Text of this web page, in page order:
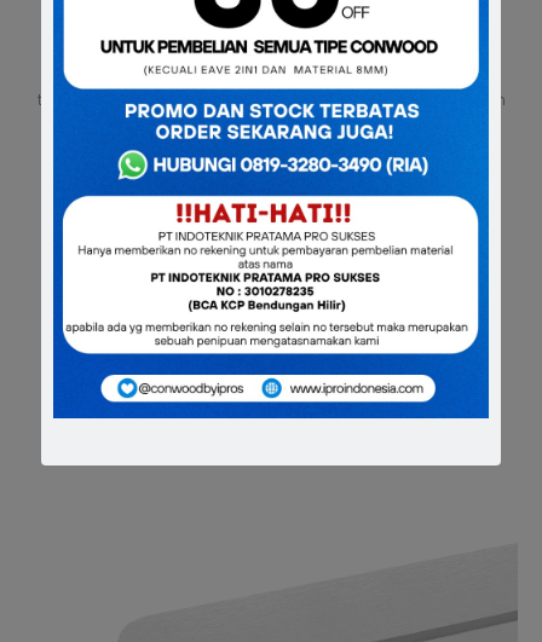
Conwood Plank 2” merupakan produk multiguna yang dapat
digunakan dalam berbagam keperluan, dan memberikan
tampilan modern nan klasik pada ruang apa saja. Produk tahan
lama ini dapat digunakan secara kreatif untuk menghadirkan
nuansa kayu dekoratif dalam rumah dan bangunan lainnya.
Spesifikasi
Tebal: 1.6 cm & 2.5 cm
Lebar: 5 cm
Panjang: 305 cm
Berat: 3.12 kg & 4.8kg /buah